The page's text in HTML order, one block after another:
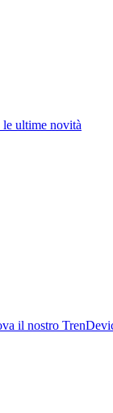
ultime novità
il nostro